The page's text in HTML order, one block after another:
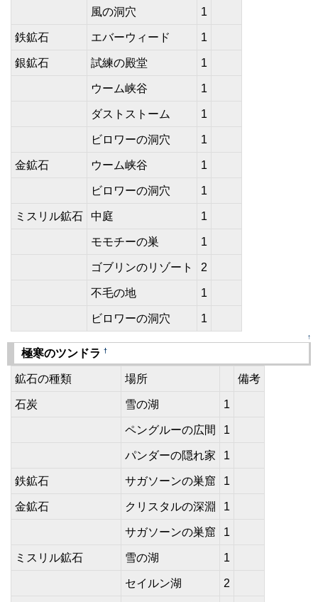
風の洞穴 1
鉄鉱石 エバーウィード 1
銀鉱石 試練の殿堂 1
ウーム峡谷 1
ダストストーム 1
ビロワーの洞穴 1
金鉱石 ウーム峡谷 1
ビロワーの洞穴 1
ミスリル鉱石 中庭 1
モモチーの巣 1
ゴブリンのリゾート 2
不毛の地 1
ビロワーの洞穴 1
↑
極寒のツンドラ †
鉱石の種類 場所 備考
石炭 雪の湖 1
ペングルーの広間 1
パンダーの隠れ家 1
鉄鉱石 サガソーンの巣窟 1
金鉱石 クリスタルの深淵 1
サガソーンの巣窟 1
ミスリル鉱石 雪の湖 1
セイルン湖 2